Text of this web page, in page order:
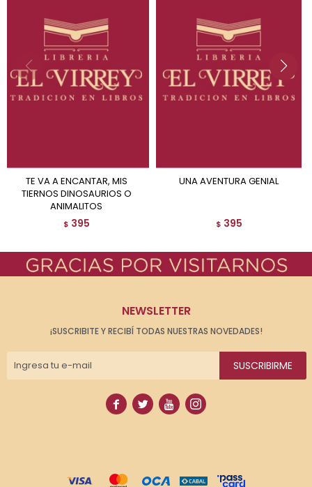
TE VA A ENCANTAR, MIS
TIERNOS DINOSAURIOS O
ANIMALITOS
$ 395
UNA AVENTURA GENIAL
$ 395
NEWSLETTER
¡SUSCRIBITE Y RECIBÍ TODAS NUESTRAS NOVEDADES!
SUSCRIBIRME
   